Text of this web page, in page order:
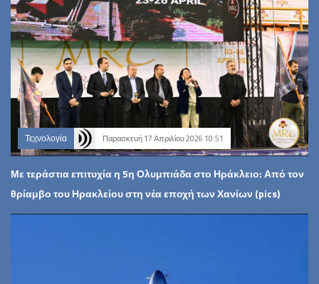
Τεχνολογία Παρασκευή 17 Απριλίου 2026 10:51
Με τεράστια επιτυχία η 5η Ολυμπιάδα στο Ηράκλειο: Από τον
θρίαμβο του Ηρακλείου στη νέα εποχή των Χανίων (pics)